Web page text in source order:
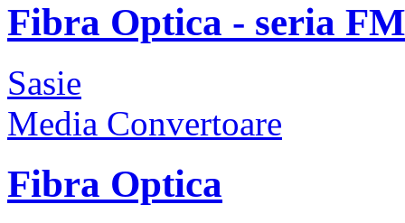
Fibra Optica - seria
Sasie
Media Convertoare
Fibra Optica